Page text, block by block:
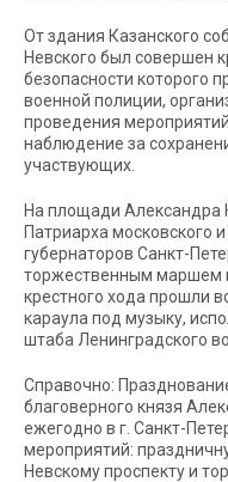
От здания Казанского
Невского был совершен
безопасности которого
военной полиции,
проведения
наблюдение за
участвующих.
На площади Александра
Патриарха московского
губернаторов Санкт-
торжественным маршем
крестного хода прошли
караула под музыку,
штаба Ленинградского
Справочно:
благоверного князя
ежегодно в г. Санкт-
мероприятий:
Невскому проспекту и